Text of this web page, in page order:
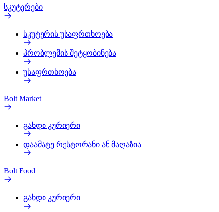
სკუტერები
სკუტერის უსაფრთხოება
პრობლემის შეტყობინება
უსაფრთხოება
Bolt Market
გახდი კურიერი
დაამატე რესტორანი ან მაღაზია
Bolt Food
გახდი კურიერი